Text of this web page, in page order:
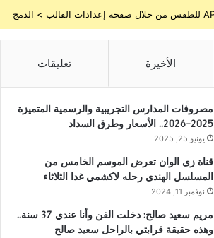
الأخيرة تعليقات
مصروفات المدارس التجريبية والرسمية المتميزة
2025-2026.. الأسعار وطرق السداد
يونيو 25, 2025
قناة زى الوان تعرض الموسم الخامس من
المسلسل الهندى رحله لاكشمي غدا الثلاثاء
نوفمبر 11, 2024
مريم سعيد صالح: دخلت الفن وأنا عندي 37 سنة..
وهذه حقيقة قرابتي بالراحل سعيد صالح